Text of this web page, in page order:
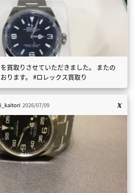
買取りさせていただきました。 またの
ります。 #ロレックス買取り
2026/07/09